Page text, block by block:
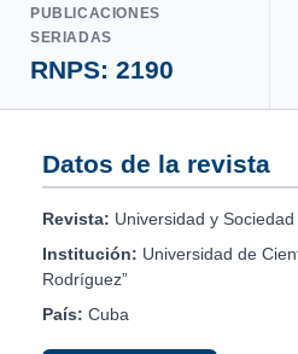
PUBLICACIONES
SERIADAS
RNPS: 2190
Datos de la revista
Revista: Universidad y Sociedad
Institución: Universidad de
Rodríguez”
País: Cuba